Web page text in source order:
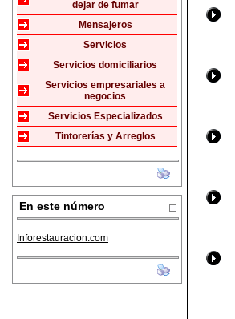
dejar de fumar
Mensajeros
Servicios
Servicios domiciliarios
Servicios empresariales a
negocios
Servicios Especializados
Tintorerías y Arreglos
En este número
Inforestauracion.com